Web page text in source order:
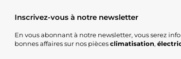
Inscrivez-vous à notre newsletter
En vous abonnant à notre newsletter, vous serez
bonnes affaires sur nos piècesclimatisation,